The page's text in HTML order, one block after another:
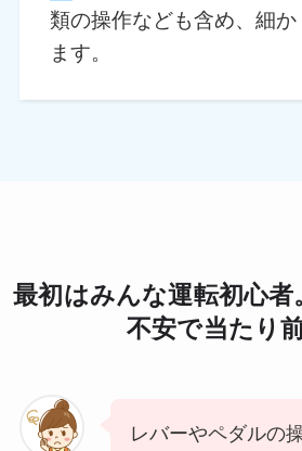
類の操作なども含め、細か
ます。
最初はみんな運転初心者
不安で当たり
レバーやペダルの